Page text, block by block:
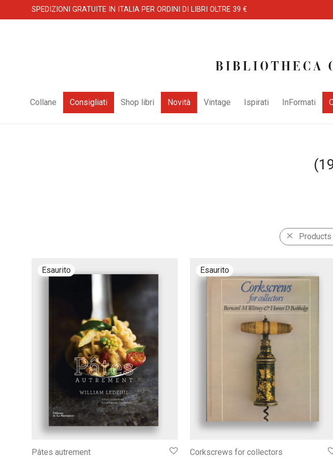
SPEDIZIONI GRATUITE IN ITALIA PER ORDINI DI LIBRI OLTRE 39 €
Collane Consigliati Shop libri Novità Vintage Ispirati InFormati
Pâtes autrement
Corkscrews for collectors